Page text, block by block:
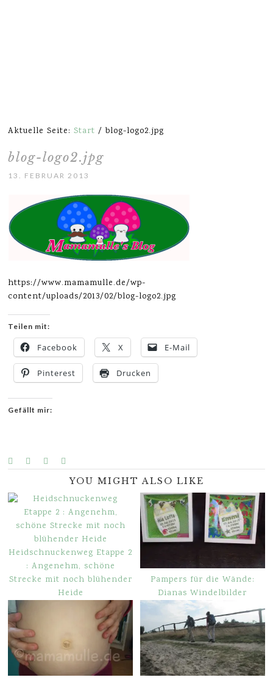
Aktuelle Seite:Start / blog-logo2.jpg
blog-logo2.jpg
13. FEBRUAR 2013
https://www.mamamulle.de/wp-
content/uploads/2013/02/blog-logo2.jpg
Teilen mit:
Facebook X E-Mail
Pinterest Drucken
Gefällt mir:
YOU MIGHT ALSO LIKE
Heidschnuckenweg Etappe 2
: Angenehm, schöne
Strecke mit noch blühender
Heide
Pampers für die Wände:
Dianas Windelbilder